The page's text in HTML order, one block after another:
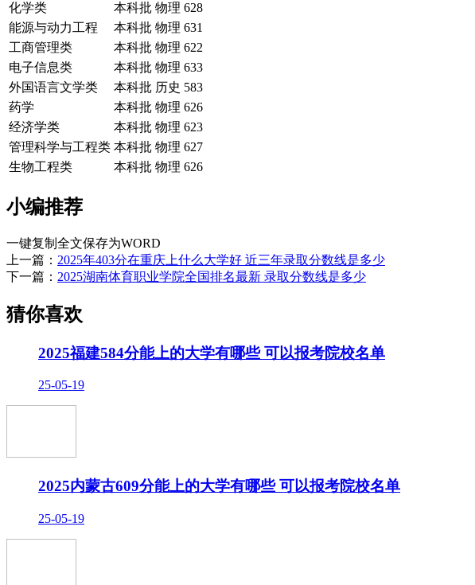
化学类
本科批 物理 628
能源与动力工程
本科批 物理 631
工商管理类
本科批 物理 622
电子信息类
本科批 物理 633
外国语言文学类
本科批 历史 583
药学
本科批 物理 626
经济学类
本科批 物理 623
管理科学与工程类 本科批 物理 627
生物工程类
本科批 物理 626
小编推荐
一键复制全文保存为WORD
上一篇： 2025年403分在重庆上什么大学好 近三年录取分数线是多少
下一篇： 2025湖南体育职业学院全国排名最新 录取分数线是多少
猜你喜欢
2025福建584分能上的大学有哪些 可以报考院校名单
25-05-19
2025内蒙古609分能上的大学有哪些 可以报考院校名单
25-05-19